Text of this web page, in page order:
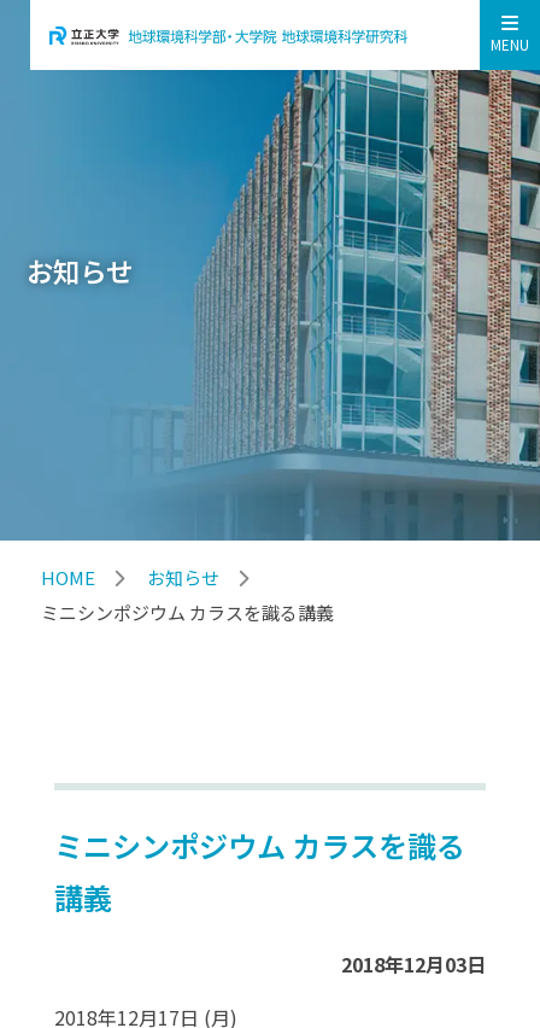
MENU
お知らせ
HOME
お知らせ
ミニシンポジウム カラスを識る講義
ミニシンポジウム カラスを識る
講義
2018年12月03日
2018年12月17日 (月)